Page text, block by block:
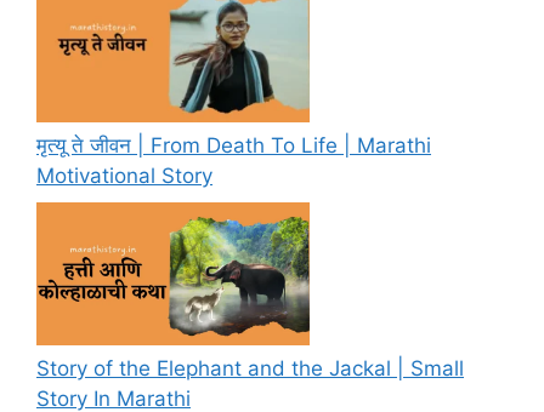
मृत्यू ते जीवन | From Death To Life | Marathi
Motivational Story
Story of the Elephant and the Jackal | Small
Story In Marathi